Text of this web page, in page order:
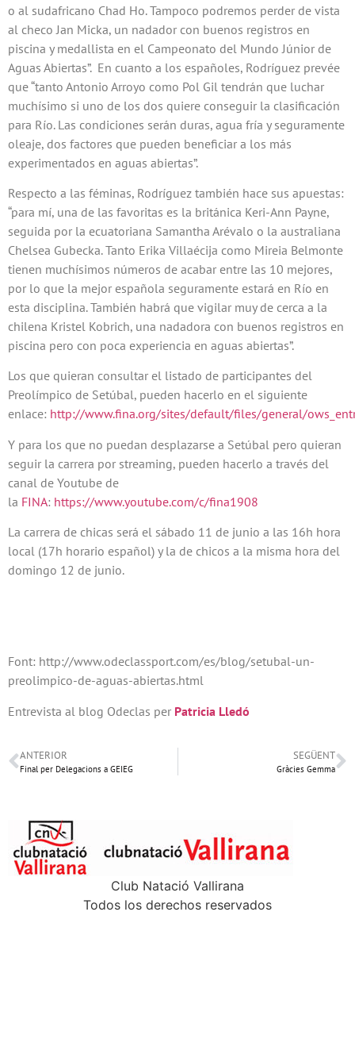
o al sudafricano Chad Ho. Tampoco podremos perder de vista
al checo Jan Micka, un nadador con buenos registros en
piscina y medallista en el Campeonato del Mundo Júnior de
Aguas Abiertas”. En cuanto a los españoles, Rodríguez prevée
que “tanto Antonio Arroyo como Pol Gil tendrán que luchar
muchísimo si uno de los dos quiere conseguir la clasificación
para Río. Las condiciones serán duras, agua fría y seguramente
oleaje, dos factores que pueden beneficiar a los más
experimentados en aguas abiertas”.
Respecto a las féminas, Rodríguez también hace sus apuestas:
“para mí, una de las favoritas es la británica Keri-Ann Payne,
seguida por la ecuatoriana Samantha Arévalo o la australiana
Chelsea Gubecka. Tanto Erika Villaécija como Mireia Belmonte
tienen muchísimos números de acabar entre las 10 mejores,
por lo que la mejor española seguramente estará en Río en
esta disciplina. También habrá que vigilar muy de cerca a la
chilena Kristel Kobrich, una nadadora con buenos registros en
piscina pero con poca experiencia en aguas abiertas”.
Los que quieran consultar el listado de participantes del
Preolímpico de Setúbal, pueden hacerlo en el siguiente
enlace: http://www.fina.org/sites/default/files/general/
Y para los que no puedan desplazarse a Setúbal pero quieran
seguir la carrera por streaming, pueden hacerlo a través del
canal de Youtube de
la FINA: https://www.youtube.com/c/fina1908
La carrera de chicas será el sábado 11 de junio a las 16h hora
local (17h horario español) y la de chicos a la misma hora del
domingo 12 de junio.
Font: http://www.odeclassport.com/es/blog/setubal-un-
preolimpico-de-aguas-abiertas.html
Entrevista al blog Odeclas per Patricia Lledó
ANTERIOR
Final per Delegacions a GEIEG
SEGÜENT
Gràcies Gemma
Club Natació Vallirana
Todos los derechos reservados